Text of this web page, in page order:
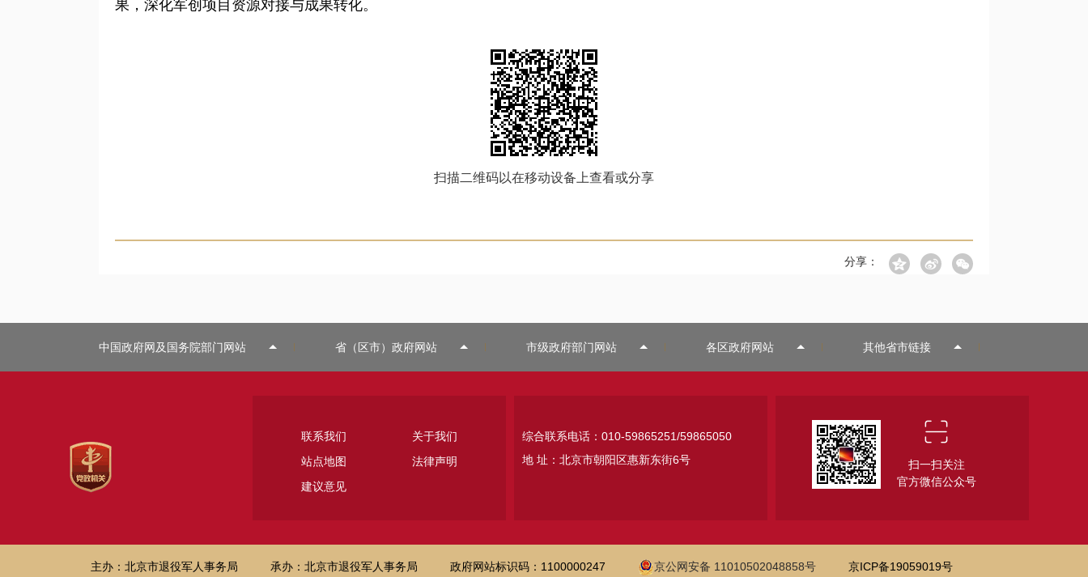
果，深化军创项目资源对接与成果转化。
扫描二维码以在移动设备上查看或分享
分享：
中国政府网及国务院部门网站 省（区市）政府网站 市级政府部门网站 各区政府网站 其他省市链接
联系我们
关于我们
站点地图
法律声明
建议意见
综合联系电话：010-59865251/59865050
地 址：北京市朝阳区惠新东街6号
扫一扫关注
官方微信公众号
主办：北京市退役军人事务局 承办：北京市退役军人事务局 政府网站标识码：1100000247 京公网安备 11010502048858号 京ICP备19059019号